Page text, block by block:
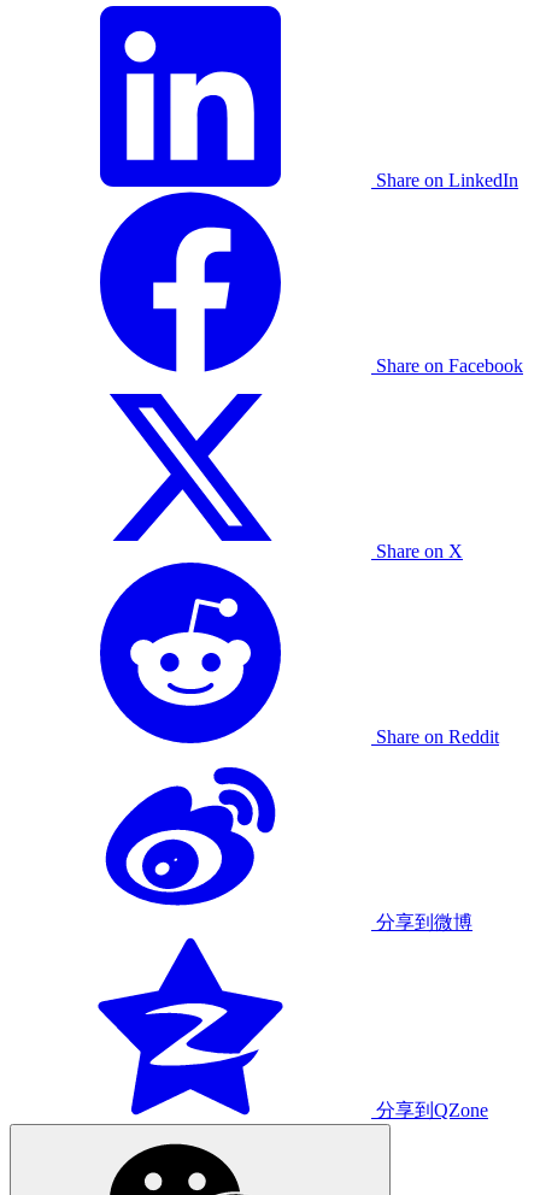
Share on LinkedIn
Share on Facebook
Share on X
Share on Reddit
分享到微博
分享到QZone